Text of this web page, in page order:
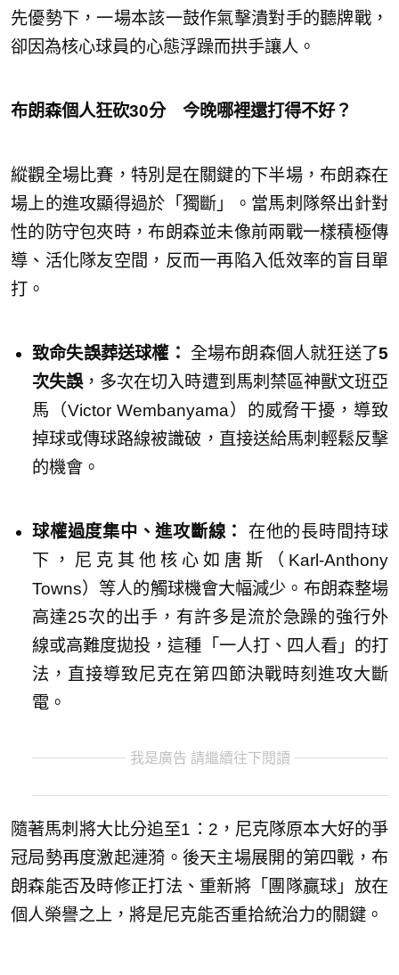
先優勢下，一場本該一鼓作氣擊潰對手的聽牌戰，
卻因為核心球員的心態浮躁而拱手讓人。
布朗森個人狂砍30分 今晚哪裡還打得不好？
縱觀全場比賽，特別是在關鍵的下半場，布朗森在
場上的進攻顯得過於「獨斷」。當馬刺隊祭出針對
性的防守包夾時，布朗森並未像前兩戰一樣積極傳
導、活化隊友空間，反而一再陷入低效率的盲目單
打。
致命失誤葬送球權： 全場布朗森個人就狂送了5
次失誤，多次在切入時遭到馬刺禁區神獸文班亞
馬（Victor Wembanyama）的威脅干擾，導致
掉球或傳球路線被識破，直接送給馬刺輕鬆反擊
的機會。
球權過度集中、進攻斷線：
在他的長時間持球
下，尼克其他核心如唐斯（Karl-Anthony
Towns）等人的觸球機會大幅減少。布朗森整場
高達25次的出手，有許多是流於急躁的強行外
線或高難度拋投，這種「一人打、四人看」的打
法，直接導致尼克在第四節決戰時刻進攻大斷
電。
我是廣告 請繼續往下閱讀
隨著馬刺將大比分追至1：2，尼克隊原本大好的爭
冠局勢再度激起漣漪。後天主場展開的第四戰，布
朗森能否及時修正打法、重新將「團隊贏球」放在
個人榮譽之上，將是尼克能否重拾統治力的關鍵。